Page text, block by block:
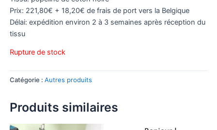
Prix: 221,80€ + 18,20€ de frais de port vers la Belgique
Délai: expédition environ 2 à 3 semaines après réception du
tissu
Rupture de stock
Catégorie : Autres produits
Produits similaires